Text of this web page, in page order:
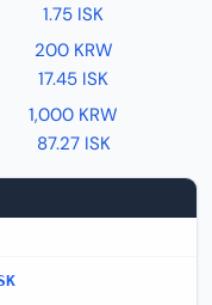
1.75 ISK
200 KRW
17.45 ISK
1,000 KRW
87.27 ISK